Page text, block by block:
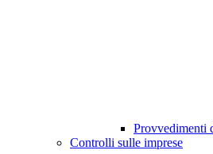
Provvedimenti
Controlli sulle imprese